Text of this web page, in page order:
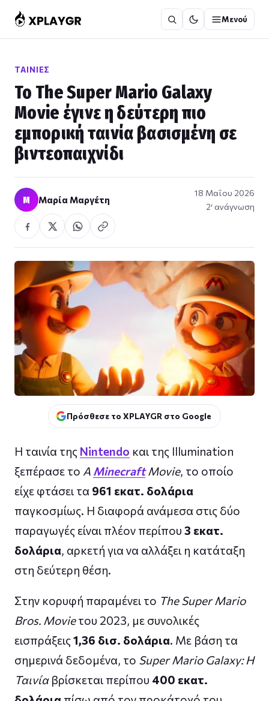
στο
περιεχόμενο
Μενού
ΤΑΙΝΊΕΣ
Το The Super Mario Galaxy
Movie έγινε η δεύτερη πιο
εμπορική ταινία βασισμένη σε
βιντεοπαιχνίδι
Μ Μαρία Μαργέτη
18 Μαΐου 2026
2′ ανάγνωση
Πρόσθεσε το XPLAYGR στο Google
Η ταινία της Nintendo και της Illumination
ξεπέρασε το A MinecraftMovie, το οποίο
είχε φτάσει τα 961 εκατ. δολάρια
παγκοσμίως. Η διαφορά ανάμεσα στις δύο
παραγωγές είναι πλέον περίπου 3 εκατ.
δολάρια, αρκετή για να αλλάξει η κατάταξη
στη δεύτερη θέση.
Στην κορυφή παραμένει το The Super Mario
Bros. Movieτου 2023, με συνολικές
εισπράξεις1,36 δισ. δολάρια. Με βάση τα
σημερινά δεδομένα, το Super Mario Galaxy: Η
Ταινίαβρίσκεται περίπου 400 εκατ.